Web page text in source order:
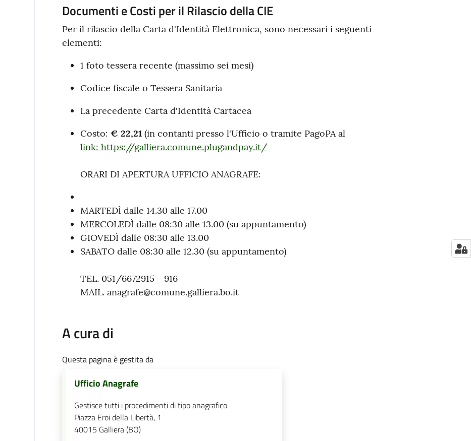
Documenti e Costi per il Rilascio della CIE
Per il rilascio della Carta d'Identità Elettronica, sono necessari i seguenti
elementi:
1 foto tessera recente (massimo sei mesi)
Codice fiscale o Tessera Sanitaria
La precedente Carta d'Identità Cartacea
Costo: € 22,21(in contanti presso l'Ufficio o tramite PagoPA al
link: https://galliera.comune.plugandpay.it/
ORARI DI APERTURA UFFICIO ANAGRAFE:
MARTEDÌ dalle 14.30 alle 17.00
MERCOLEDÌ dalle 08:30 alle 13.00 (su appuntamento)
GIOVEDÌ dalle 08:30 alle 13.00
SABATO dalle 08:30 alle 12.30 (su appuntamento)
TEL. 051/6672915 - 916
MAIL. anagrafe@comune.galliera.bo.it
A cura di
Questa pagina è gestita da
Ufficio Anagrafe
Gestisce tutti i procedimenti di tipo anagrafico
Piazza Eroi della Libertà, 1
40015 Galliera (BO)